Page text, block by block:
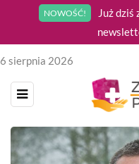
NOWOŚĆ!
Już dziś
6 sierpnia 2026